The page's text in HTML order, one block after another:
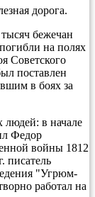
дорога.
бежечан
на полях
Советского
поставлен
в боях за
людей: в начале
Федор
войны 1812
писатель
"Угрюм-
работал на